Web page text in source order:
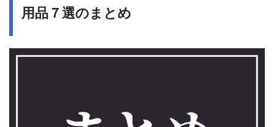
用品７選のまとめ